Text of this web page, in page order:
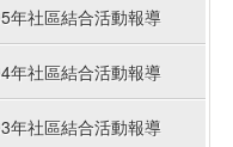
年社區結合活動報導
年社區結合活動報導
年社區結合活動報導